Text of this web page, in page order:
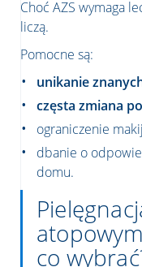
Choć AZS wymaga
liczą.
Pomocne są:
unikanie
częsta zmiana
ograniczenie
dbanie o
domu.
co